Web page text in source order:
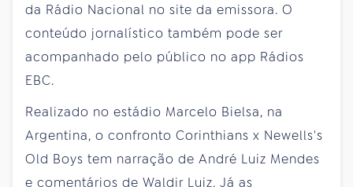
da Rádio Nacional no site da emissora. O
conteúdo jornalístico também pode ser
acompanhado pelo público no app Rádios
EBC.
Realizado no estádio Marcelo Bielsa, na
Argentina, o confronto Corinthians x Newells's
Old Boys tem narração de André Luiz Mendes
e comentários de Waldir Luiz. Já as